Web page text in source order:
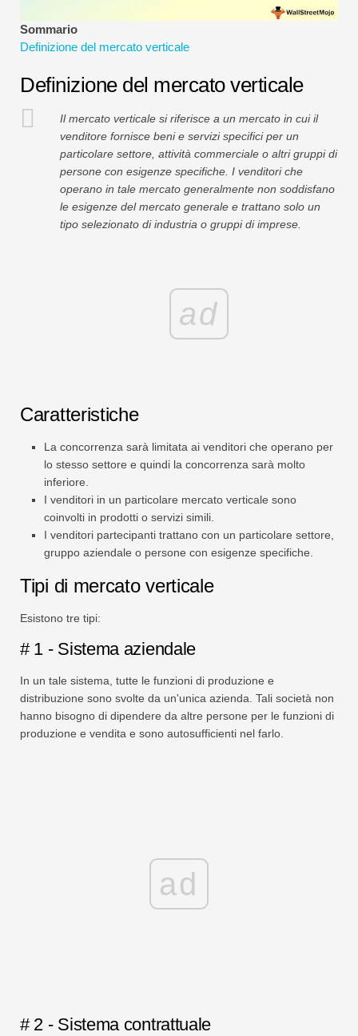
Modulo completo
Tutorial sulla gestione del rischio
Sommario
Definizione del mercato verticale
Definizione del mercato verticale
Il mercato verticale si riferisce a un mercato in cui il
venditore fornisce beni e servizi specifici per un
particolare settore, attività commerciale o altri gruppi di
persone con esigenze specifiche. I venditori che
operano in tale mercato generalmente non soddisfano
le esigenze del mercato generale e trattano solo un
tipo selezionato di industria o gruppi di imprese.
ad
Caratteristiche
La concorrenza sarà limitata ai venditori che operano per
lo stesso settore e quindi la concorrenza sarà molto
inferiore.
I venditori in un particolare mercato verticale sono
coinvolti in prodotti o servizi simili.
I venditori partecipanti trattano con un particolare settore,
gruppo aziendale o persone con esigenze specifiche.
Tipi di mercato verticale
Esistono tre tipi:
# 1 - Sistema aziendale
In un tale sistema, tutte le funzioni di produzione e
distribuzione sono svolte da un'unica azienda. Tali società non
hanno bisogno di dipendere da altre persone per le funzioni di
produzione e vendita e sono autosufficienti nel farlo.
ad
# 2 - Sistema contrattuale